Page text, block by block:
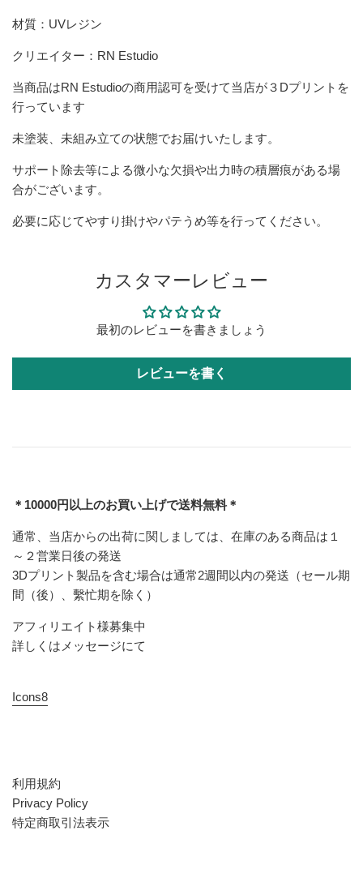
材質：UVレジン
クリエイター：RN Estudio
当商品はRN Estudioの商用認可を受けて当店が３Dプリントを
行っています
未塗装、未組み立ての状態でお届けいたします。
サポート除去等による微小な欠損や出力時の積層痕がある場
合がございます。
必要に応じてやすり掛けやパテうめ等を行ってください。
カスタマーレビュー
最初のレビューを書きましょう
レビューを書く
＊10000円以上のお買い上げで送料無料＊
通常、当店からの出荷に関しましては、在庫のある商品は１
～２営業日後の発送
3Dプリント製品を含む場合は通常2週間以内の発送（セール期
間（後）、繫忙期を除く）
アフィリエイト様募集中
詳しくはメッセージにて
Icons8
利用規約
Privacy Policy
特定商取引法表示